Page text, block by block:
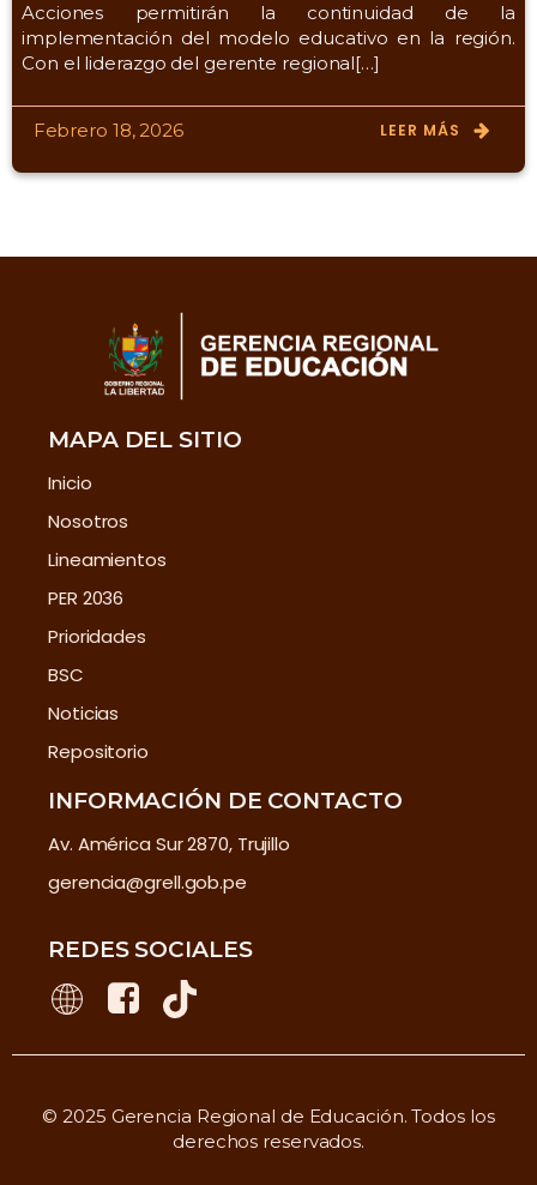
Acciones permitirán la continuidad de la
implementación del modelo educativo en la región.
Con el liderazgo del gerente regional[…]
Febrero 18, 2026 LEER MÁS
MAPA DEL SITIO
Inicio
Nosotros
Lineamientos
PER 2036
Prioridades
BSC
Noticias
Repositorio
INFORMACIÓN DE CONTACTO
Av. América Sur 2870, Trujillo
gerencia@grell.gob.pe
REDES SOCIALES
© 2025 Gerencia Regional de Educación. Todos los
derechos reservados.